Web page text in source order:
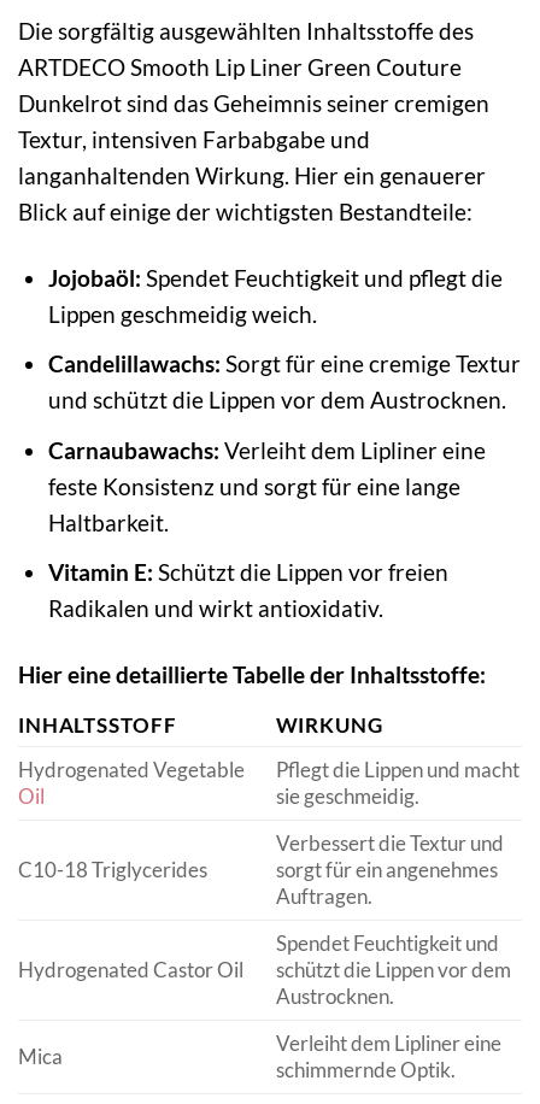
Die sorgfältig ausgewählten Inhaltsstoffe des
ARTDECO Smooth Lip Liner Green Couture
Dunkelrot sind das Geheimnis seiner cremigen
Textur, intensiven Farbabgabe und
langanhaltenden Wirkung. Hier ein genauerer
Blick auf einige der wichtigsten Bestandteile:
Jojobaöl: Spendet Feuchtigkeit und pflegt die
Lippen geschmeidig weich.
Candelillawachs: Sorgt für eine cremige Textur
und schützt die Lippen vor dem Austrocknen.
Carnaubawachs: Verleiht dem Lipliner eine
feste Konsistenz und sorgt für eine lange
Haltbarkeit.
Vitamin E: Schützt die Lippen vor freien
Radikalen und wirkt antioxidativ.
Hier eine detaillierte Tabelle der Inhaltsstoffe:
INHALTSSTOFF
WIRKUNG
Hydrogenated Vegetable
Oil
Pflegt die Lippen und macht
sie geschmeidig.
C10-18 Triglycerides
Verbessert die Textur und
sorgt für ein angenehmes
Auftragen.
Hydrogenated Castor Oil
Spendet Feuchtigkeit und
schützt die Lippen vor dem
Austrocknen.
Mica
Verleiht dem Lipliner eine
schimmernde Optik.